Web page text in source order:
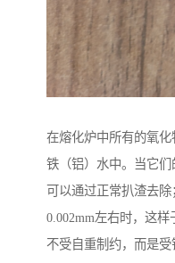
在熔化炉中所有的氧
铁（铝）水中。当它们
可以通过正常扒渣去
0.002mm左右时，这
不受自重制约，而是